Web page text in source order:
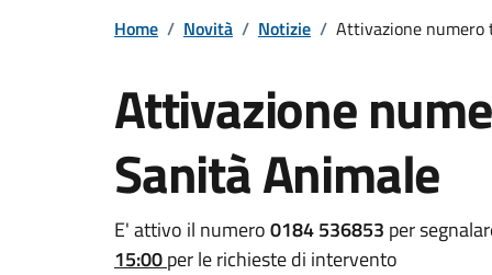
Home / Novità / Notizie / Attivazione numero
Attivazione
Sanità Animale
E' attivo il numero0184 536853 per
15:00per le richieste di intervento